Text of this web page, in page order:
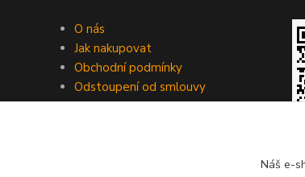
O nás
Jak nakupovat
Obchodní podmínky
Odstoupení od smlouvy
Fotogalerie
Náš e-